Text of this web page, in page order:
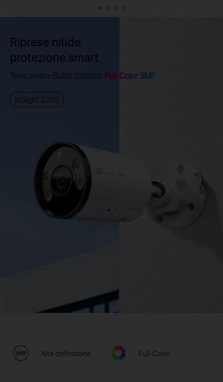
Riprese nitide,
protezione smart
Telecamera Bullet Outdoor Full-Color 5MP
InSight S355
Alta definizione Full-Color